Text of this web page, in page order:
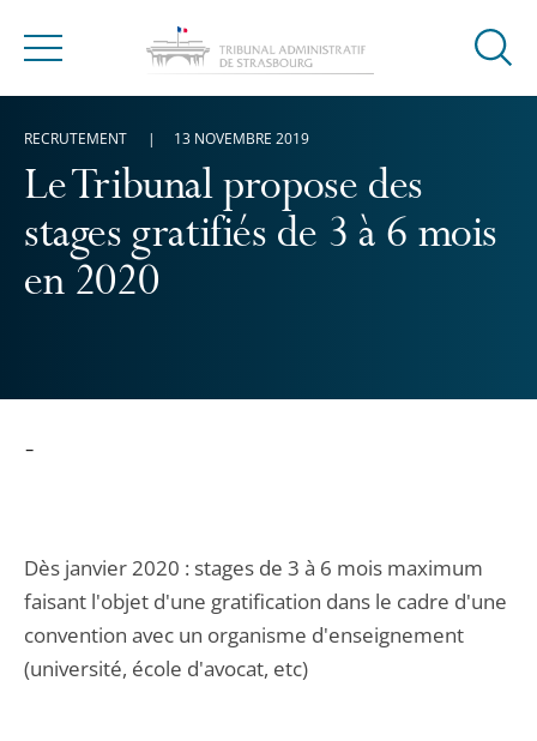
Menu
Ouvrir
Le Tribunal propose des
stages gratifiés de 3 à 6 mois
en 2020
RECRUTEMENT 13 NOVEMBRE 2019
-
Dès janvier 2020 : stages de 3 à 6 mois maximum
faisant l'objet d'une gratification dans le cadre d'une
convention avec un organisme d'enseignement
(université, école d'avocat, etc)